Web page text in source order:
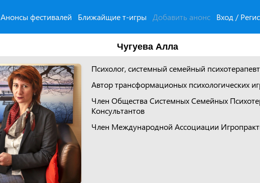
Анонсы фестивалей Ближайщие т-игры Добавить анонс Вход /
Чугуева Алла
Психолог, системный семейный психотерапевт
Автор трансформационых психологических
Член Общества Системных Семейных
Консультантов
Член Международной Ассоциации